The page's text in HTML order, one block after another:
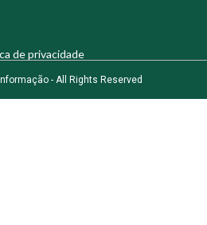
de privacidade
- All Rights Reserved